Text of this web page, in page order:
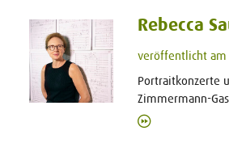
Rebecca
veröffentlicht am
Portraitkonzerte
Zimmermann-